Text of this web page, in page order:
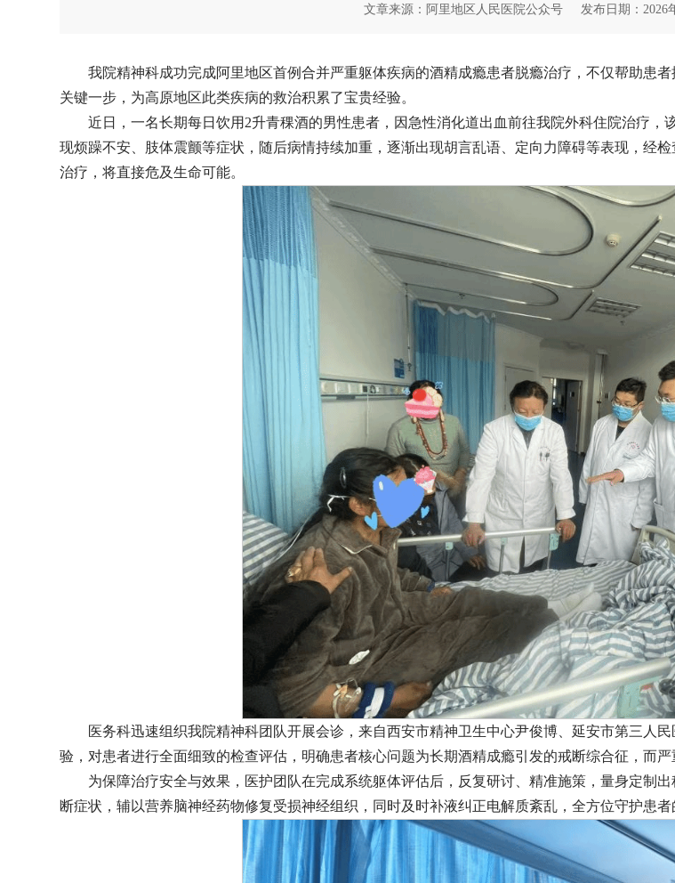
文章来源：阿里地区人民医院公众号 发布日期：2026
我院精神科成功完成阿里地区首例合并严重躯体疾病的酒精成瘾患者脱瘾治疗，不仅帮助患
关键一步，为高原地区此类疾病的救治积累了宝贵经验。
近日，一名长期每日饮用2升青稞酒的男性患者，因急性消化道出血前往我院外科住院治疗
现烦躁不安、肢体震颤等症状，随后病情持续加重，逐渐出现胡言乱语、定向力障碍等表现，经
治疗，将直接危及生命可能。
医务科迅速组织我院精神科团队开展会诊，来自西安市精神卫生中心尹俊博、延安市第三人
验，对患者进行全面细致的检查评估，明确患者核心问题为长期酒精成瘾引发的戒断综合征，而
为保障治疗安全与效果，医护团队在完成系统躯体评估后，反复研讨、精准施策，量身定制
断症状，辅以营养脑神经药物修复受损神经组织，同时及时补液纠正电解质紊乱，全方位守护患者